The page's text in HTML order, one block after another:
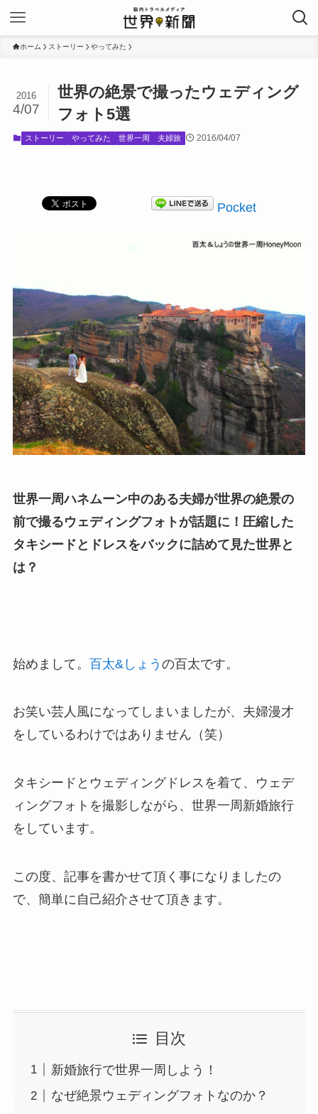
ホーム ストーリー やってみた
世界の絶景で撮ったウェディング
フォト5選
2016
4/07
ストーリー やってみた 世界一周 夫婦旅 2016/04/07
Pocket
世界一周ハネムーン中のある夫婦が世界の絶景の
前で撮るウェディングフォトが話題に！圧縮した
タキシードとドレスをバックに詰めて見た世界と
は？
始めまして。 百太&しょう の百太です。
お笑い芸人風になってしまいましたが、夫婦漫才
をしているわけではありません（笑）
タキシードとウェディングドレスを着て、ウェデ
ィングフォトを撮影しながら、世界一周新婚旅行
をしています。
この度、記事を書かせて頂く事になりましたの
で、簡単に自己紹介させて頂きます。
目次
新婚旅行で世界一周しよう！
なぜ絶景ウェディングフォトなのか？